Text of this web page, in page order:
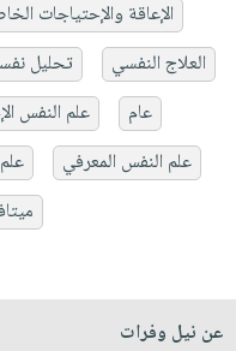
الإعاقة والإحتياجات
العلاج النفسي
تحليل
عام
علم النفس
علم النفس المعرفي
عن نيل وفرات